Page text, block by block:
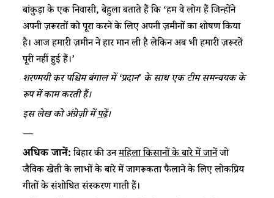
बांकुड़ा के एक निवासी, बेहुला बताते हैं कि ‘हम वे लोग हैं जिन्होंने
अपनी ज़रूरतों को पूरा करने के लिए अपनी ज़मीनों का शोषण किया
है। आज हमारी ज़मीन ने हार मान ली है लेकिन अब भी हमारी ज़रूरतें
पूरी नहीं हुई हैं।’
शरण्मयीकरपश्चिमबंगालमें‘प्रदान’ केसाथएकटीमसमन्वयकके
रूपमेंकामकरतीहैं।
इस लेख को अंग्रेज़ी मेंपढ़ें।
—
अधिक जानें:बिहार की उनमहिला किसानों के बारे में जानेंजो
जैविक खेती के लाभों के बारे में जागरूकता फैलाने के लिए लोकप्रिय
गीतों के संशोधित संस्करण गाती हैं।